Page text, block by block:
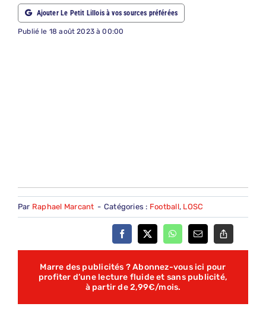
Ajouter Le Petit Lillois à vos sources préférées
Publié le 18 août 2023 à 00:00
Par Raphael Marcant - Catégories : Football, LOSC
Marre des publicités ? Abonnez-vous ici pour
profiter d’une lecture fluide et sans publicité,
à partir de 2,99€/mois.